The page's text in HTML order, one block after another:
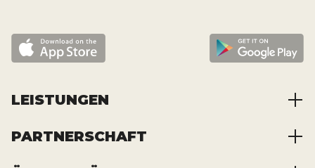
LEISTUNGEN
Baustoffe kaufen
PARTNERSCHAFT